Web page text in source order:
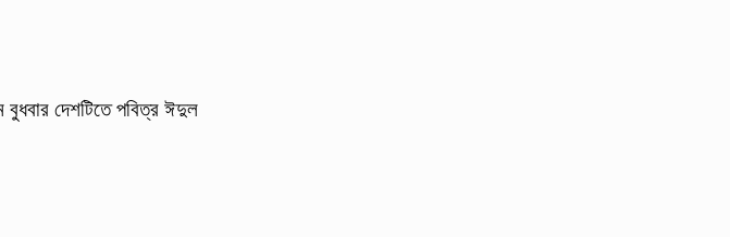
বুধবার দেশটিতে পবিত্র ঈদুল